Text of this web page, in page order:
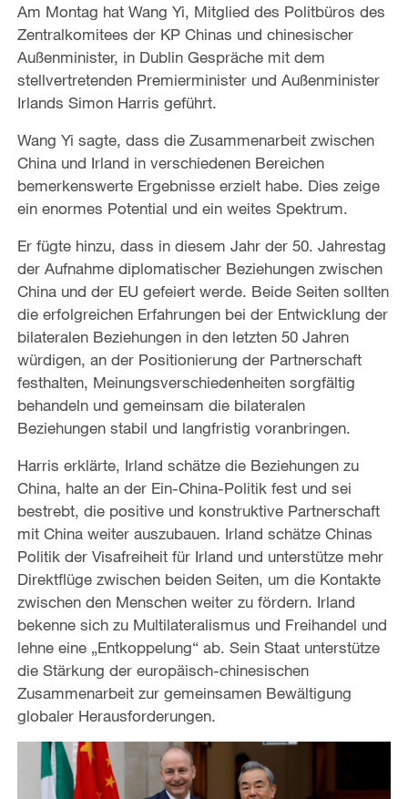
Am Montag hat Wang Yi, Mitglied des Politbüros des
Zentralkomitees der KP Chinas und chinesischer
Außenminister, in Dublin Gespräche mit dem
stellvertretenden Premierminister und Außenminister
Irlands Simon Harris geführt.
Wang Yi sagte, dass die Zusammenarbeit zwischen
China und Irland in verschiedenen Bereichen
bemerkenswerte Ergebnisse erzielt habe. Dies zeige
ein enormes Potential und ein weites Spektrum.
Er fügte hinzu, dass in diesem Jahr der 50. Jahrestag
der Aufnahme diplomatischer Beziehungen zwischen
China und der EU gefeiert werde. Beide Seiten sollten
die erfolgreichen Erfahrungen bei der Entwicklung der
bilateralen Beziehungen in den letzten 50 Jahren
würdigen, an der Positionierung der Partnerschaft
festhalten, Meinungsverschiedenheiten sorgfältig
behandeln und gemeinsam die bilateralen
Beziehungen stabil und langfristig voranbringen.
Harris erklärte, Irland schätze die Beziehungen zu
China, halte an der Ein-China-Politik fest und sei
bestrebt, die positive und konstruktive Partnerschaft
mit China weiter auszubauen. Irland schätze Chinas
Politik der Visafreiheit für Irland und unterstütze mehr
Direktflüge zwischen beiden Seiten, um die Kontakte
zwischen den Menschen weiter zu fördern. Irland
bekenne sich zu Multilateralismus und Freihandel und
lehne eine „Entkoppelung“ ab. Sein Staat unterstütze
die Stärkung der europäisch-chinesischen
Zusammenarbeit zur gemeinsamen Bewältigung
globaler Herausforderungen.